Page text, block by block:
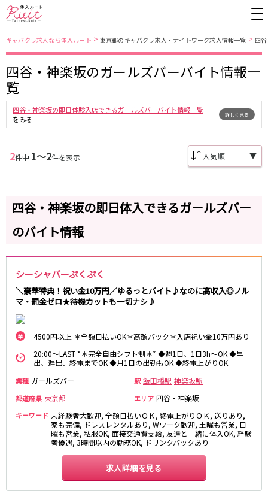
キャバクラ求人なら体入ルート > 東京都のキャバクラ求人・ナイトワーク求人情報一覧 > 四
四谷・神楽坂のガールズバーバイト情報一
覧
四谷・神楽坂の即日体験入店できるガールズバーバイト情報一覧
をみる
詳しく見る
2件中 1〜2件を表示 ▼
四谷・神楽坂の即日体入できるガールズバー
のバイト情報
シーシャバーぷくぷく
＼豪華特典！祝い金10万円／ゆるっとバイト♪なのに高収入◎ノル
マ・罰金ゼロ★待機カットも一切ナシ♪
4500円以上 ＊全額日払いOK＊高額バック＊入店祝い金10万円あり
20:00～LAST *＊完全自由シフト制＊* ◆週1日、1日3h～OK ◆早
出、遅出、終電までOK ◆月1日の出勤もOK ◆終電上がりOK
業種 ガールズバー 駅 飯田橋駅 神楽坂駅
都道府県 東京都 エリア 四谷・神楽坂
キーワード 未経験者大歓迎, 全額日払いＯＫ, 終電上がりＯＫ, 送りあり,
寮も完備, ドレスレンタルあり, Wワーク歓迎, 土曜も営業, 日
曜も営業, 私服OK, 面接交通費支給, 友達と一緒に体入OK, 経験
者優遇, 3時間以内の勤務OK, ドリンクバックあり
求人詳細を見る
東京都
上野
池袋
立川
渋谷
北千住
六本木
秋葉原
中野
恵比寿
自由が丘・学芸大学
三軒茶屋・二子玉川
下北沢・経堂
大塚・巣鴨
東陽町・門前仲町
府中
綾瀬・竹ノ塚・西新井
調布
高円寺
国分寺
亀有・金町
新宿
明大前・烏山
四谷・神楽坂
菊川・瑞江
高田馬場・大久保
大泉学園・石神井公園
東京メトロ日比谷線
銀座駅
上野駅
広尾駅
上野御徒町駅
六本木駅
練馬駅
東中野駅
飯田橋駅
麻布十番駅
勝どき駅
豊島園駅
千葉駅
錦糸町駅
新宿駅
吉祥寺駅
船橋駅
秋葉原駅
中野駅
本八幡駅
西船橋駅
津田沼駅
亀戸駅
小岩駅
高円寺駅
荻窪駅
市川駅
阿佐ヶ谷駅
新小岩駅
稲毛駅
両国駅
西荻窪駅